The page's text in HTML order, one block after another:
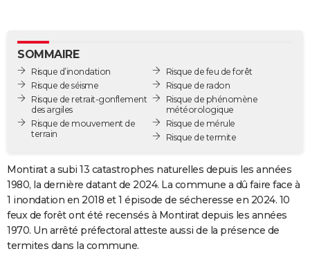
GUIDES D'ACHAT
BONS PLANS
CARTE DE VOEUX
Carte de Noël
Carte Bonne année
Carte Saint-Valentin
Carte Pâques
Carte d'anniversaire
DICTIONNAIRE
COPAINS D'AVANT
S'inscrire
Se connecter
Lycées
Collèges
Primaires
Universités
Entreprises
Service militaire
Avis de recherche
AVIS DE DÉCÈS
FORUM
SOMMAIRE
Risque d’inondation
Risque de séisme
Risque de retrait-gonflement
des argiles
Risque de mouvement de
terrain
Risque de feu de forêt
Risque de radon
Risque de phénomène
météorologique
Risque de mérule
Risque de termite
Montirat a subi 13 catastrophes naturelles depuis les années
1980, la dernière datant de 2024. La commune a dû faire face à
1 inondation en 2018 et 1 épisode de sécheresse en 2024. 10
feux de forêt ont été recensés à Montirat depuis les années
1970. Un arrêté préfectoral atteste aussi de la présence de
termites dans la commune.